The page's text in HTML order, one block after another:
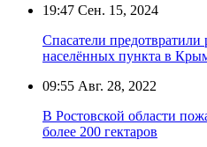
19:47 Сен. 15, 2024
Спасатели предотвратили
населённых пункта в
09:55 Авг. 28, 2022
В Ростовской области
более 200 гектаров